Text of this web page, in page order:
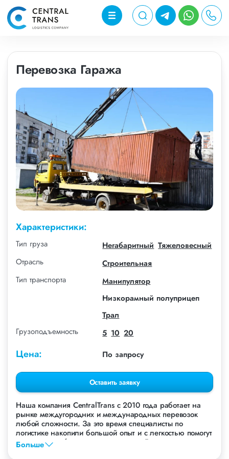
Перевозка Гаража
Характеристики:
Тип груза Негабаритный Тяжеловесный
Отрасль
Строительная
Тип транспорта
Манипулятор
Низкорамный полуприцеп
Трал
Грузоподъемность
5 10 20
Цена: По запросу
Оставить заявку
Наша компания СentralTrans с 2010 года работает на
рынке междугородних и международных перевозок
любой сложности. За это время специалисты по
логистике накопили большой опыт и с легкостью помогут
перевезти любые грузы, в том числе Гараж.
Больше